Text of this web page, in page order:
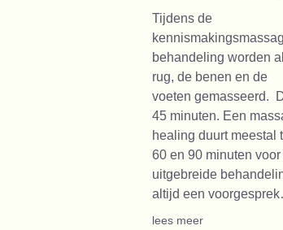
Tijdens de
behandeling worden
rug, de benen en de
voeten gemasseerd.
45 minuten. Een
healing duurt meestal
60 en 90 minuten
uitgebreide
altijd een
lees meer